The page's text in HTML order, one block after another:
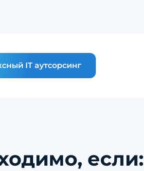
IT аутсорсинг
если: